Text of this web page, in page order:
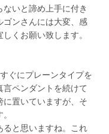
いと諦め上手に付き
ゴンさんには大変、感
くお願い致します。
ぐにプレーンタイプを
ペンダントを続けて
に置いていますが、そ
ると思いますね。これ